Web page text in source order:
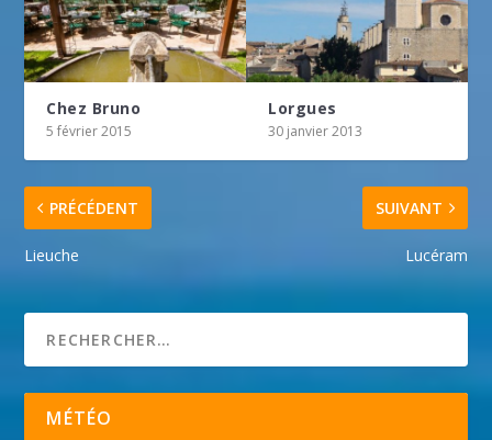
Chez Bruno
5 février 2015
Lorgues
30 janvier 2013
PRÉCÉDENT
Lieuche
SUIVANT
Lucéram
MÉTÉO